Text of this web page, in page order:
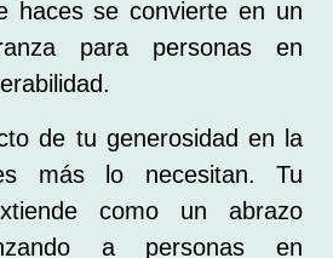
haces se convierte en un
para personas en
de tu generosidad en la
más lo necesitan. Tu
como un abrazo
a personas en